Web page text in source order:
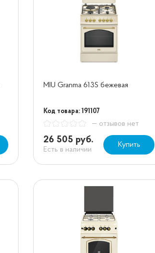
MIU Granma 613S бежевая
Код товара: 191107
— отзывов нет
26 505 руб.
Есть в наличии
Купить